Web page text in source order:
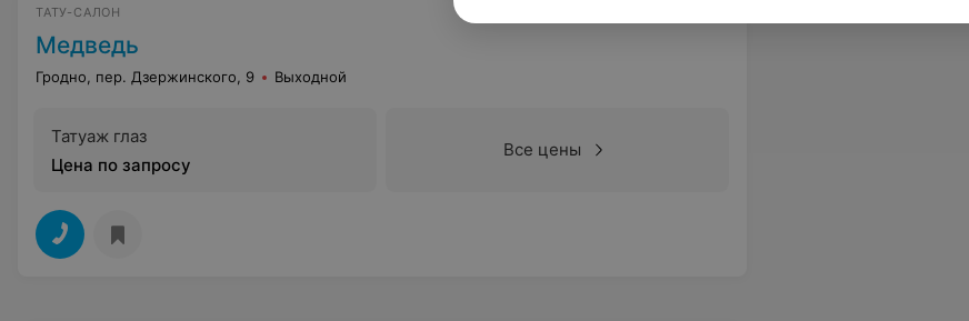
ТАТУ-САЛОН
Медведь
Гродно, пер. Дзержинского, 9 Выходной
Татуаж глаз
Цена по запросу
Все цены